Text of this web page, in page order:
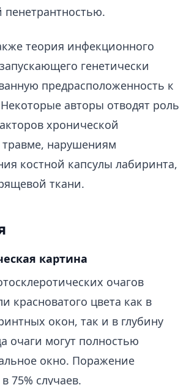
теория инфекционного
генетически
предрасположенность к
авторы отводят роль
хронической
травме, нарушениям
костной капсулы лабиринта,
ткани.
картина
очагов
красноватого цвета как в
окон, так и в глубину
очаги могут полностью
окно. Поражение
75% случаев.